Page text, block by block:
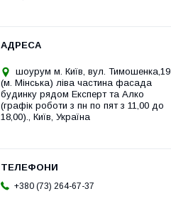
шоурум м. Київ, вул. Тимошенка,19
(м. Мінська) ліва частина фасада
будинку рядом Експерт та Алко
(графік роботи з пн по пят з 11,00 до
18,00)., Київ, Україна
+380 (73) 264-67-37